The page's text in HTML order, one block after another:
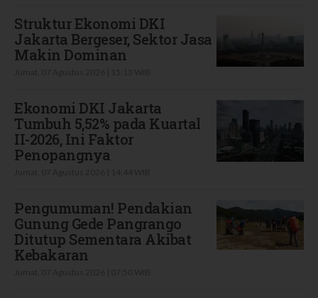
Struktur Ekonomi DKI
Jakarta Bergeser, Sektor Jasa
Makin Dominan
Ekonomi DKI Jakarta
Tumbuh 5,52% pada Kuartal
II-2026, Ini Faktor
Penopangnya
Pengumuman! Pendakian
Gunung Gede Pangrango
Ditutup Sementara Akibat
Kebakaran